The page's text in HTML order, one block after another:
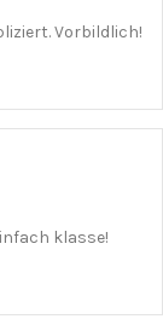
Vorbildlich!
klasse!